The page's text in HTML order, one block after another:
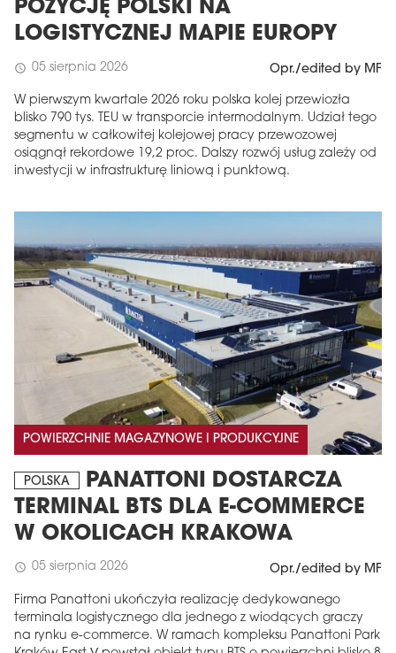
POZYCJĘ POLSKI NA
LOGISTYCZNEJ MAPIE EUROPY
schedule 05 sierpnia 2026 Opr./edited by MF
W pierwszym kwartale 2026 roku polska kolej przewiozła
blisko 790 tys. TEU w transporcie intermodalnym. Udział tego
segmentu w całkowitej kolejowej pracy przewozowej
osiągnął rekordowe 19,2 proc. Dalszy rozwój usług zależy od
inwestycji w infrastrukturę liniową i punktową.
POWIERZCHNIE MAGAZYNOWE I PRODUKCYJNE
POLSKA
PANATTONI DOSTARCZA
TERMINAL BTS DLA E-COMMERCE
W OKOLICACH KRAKOWA
schedule 05 sierpnia 2026 Opr./edited by MF
Firma Panattoni ukończyła realizację dedykowanego
terminala logistycznego dla jednego z wiodących graczy
na rynku e-commerce. W ramach kompleksu Panattoni Park